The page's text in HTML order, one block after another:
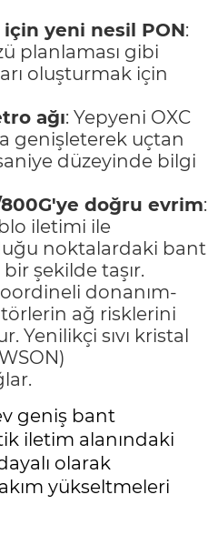
yeni nesil PON:
planlaması gibi
oluşturmak için
ağı: Yepyeni OXC
genişleterek uçtan
düzeyinde bilgi
doğru evrim:
iletimi ile
noktalardaki bant
şekilde taşır.
donanım-
ağ risklerini
Yenilikçi sıvı kristal
geniş bant
iletim alanındaki
olarak
yükseltmeleri